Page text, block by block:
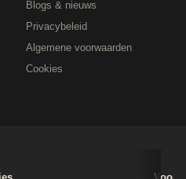
Blogs & nieuws
Privacybeleid
Algemene voorwaarden
Cookies